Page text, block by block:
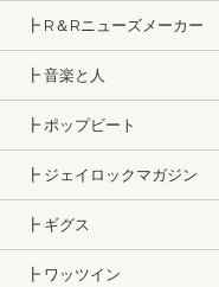
┣ R＆Rニューズメーカー
┣ 音楽と人
┣ ポップビート
┣ ジェイロックマガジン
┣ ギグス
┣ ワッツイン